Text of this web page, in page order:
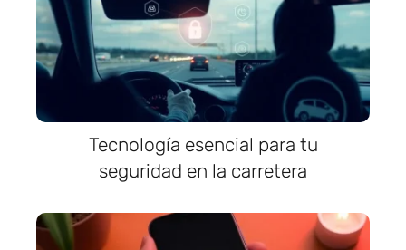
Tecnología esencial para tu
seguridad en la carretera